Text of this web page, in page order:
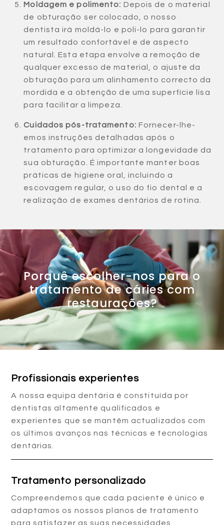
Moldagem e polimento: Depois de o material
de obturação ser colocado, o nosso
dentista irá moldá-lo e poli-lo para garantir
um resultado confortável e de aspecto
natural. Esta etapa envolve a remoção de
qualquer excesso de material, o ajuste da
obturação para um alinhamento correcto da
mordida e a obtenção de uma superfície lisa
para facilitar a limpeza.
Cuidados pós-tratamento: Fornecer-lhe-
emos instruções detalhadas após o
tratamento para optimizar a longevidade da
sua obturação. É importante manter boas
práticas de higiene oral, incluindo a
escovagem regular, o uso do fio dental e a
realização de exames dentários de rotina.
Porquê escolher-nos para o
tratamento de cáries com
restaurações?
Profissionais experientes
A nossa equipa dentária é constituída por
dentistas altamente qualificados e
experientes que se mantêm actualizados com
os últimos avanços nas técnicas e tecnologias
dentárias.
Tratamento personalizado
Compreendemos que cada paciente é único e
adaptamos os nossos planos de tratamento
para satisfazer as suas necessidades